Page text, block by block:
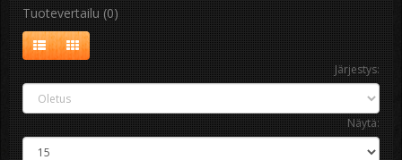
Tuotevertailu (0)
Järjestys:
Näytä: